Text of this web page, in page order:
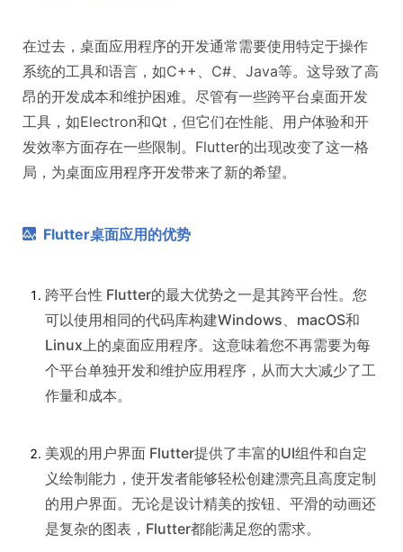
在过去，桌面应用程序的开发通常需要使用特定于操作
系统的工具和语言，如C++、C#、Java等。这导致了高
昂的开发成本和维护困难。尽管有一些跨平台桌面开发
工具，如Electron和Qt，但它们在性能、用户体验和开
发效率方面存在一些限制。Flutter的出现改变了这一格
局，为桌面应用程序开发带来了新的希望。
Flutter桌面应用的优势
跨平台性 Flutter的最大优势之一是其跨平台性。您
可以使用相同的代码库构建Windows、macOS和
Linux上的桌面应用程序。这意味着您不再需要为每
个平台单独开发和维护应用程序，从而大大减少了工
作量和成本。
美观的用户界面 Flutter提供了丰富的UI组件和自定
义绘制能力，使开发者能够轻松创建漂亮且高度定制
的用户界面。无论是设计精美的按钮、平滑的动画还
是复杂的图表，Flutter都能满足您的需求。